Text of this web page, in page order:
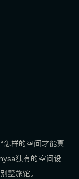
怎样的空间才能真
独有的空间设
墅旅馆。